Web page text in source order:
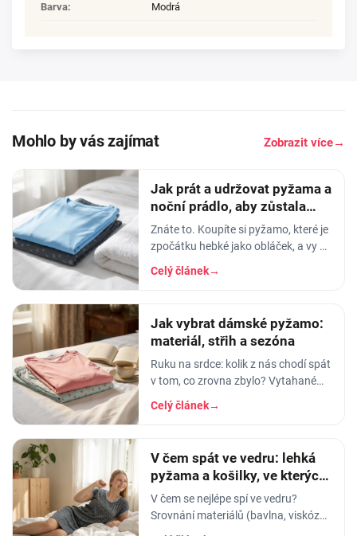
Barva: Modrá
Mohlo by vás zajímat Zobrazit více→
Jak prát a udržovat pyžama a
noční prádlo, aby zůstala
měkká
Znáte to. Koupíte si pyžamo, které je
zpočátku hebké jako obláček, a vy v
něm usínáte s pocitem, že spíte v
luxusu. Po pár měsících praní z něj…
Celý článek→
Jak vybrat dámské pyžamo:
materiál, střih a sezóna
Ruku na srdce: kolik z nás chodí spát
v tom, co zrovna zbylo? Vytahané
tričko po manželovi, staré legíny,
jedna nohavice nahoře, druhá dole.
Celý článek→
V čem spát ve vedru: lehká
pyžama a košilky, ve kterých
se nezapaříte
V čem se nejlépe spí ve vedru?
Srovnání materiálů (bavlna, viskóza,
len, hedvábí) a tipy na lehká letní